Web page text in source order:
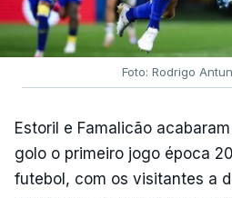
Foto: Rodrigo
Estoril e Famalicão
golo o primeiro jogo época
futebol, com os visitantes a